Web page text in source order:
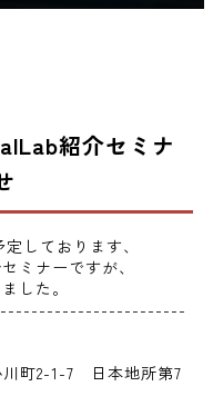
紹介セミナ
しております、
ミナーですが、
した。
町2-1-7 日本地所第7